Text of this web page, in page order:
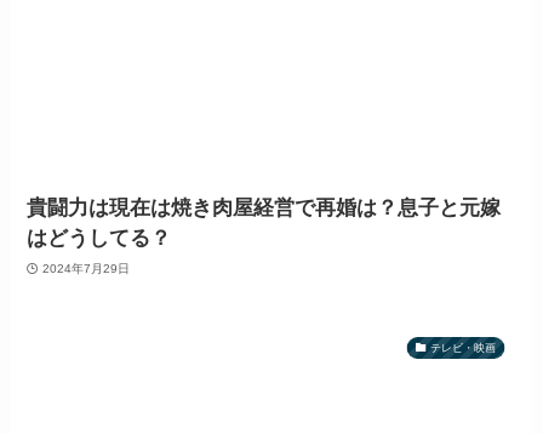
貴闘力は現在は焼き肉屋経営で再婚は？息子と元嫁
はどうしてる？
2024年7月29日
テレビ・映画